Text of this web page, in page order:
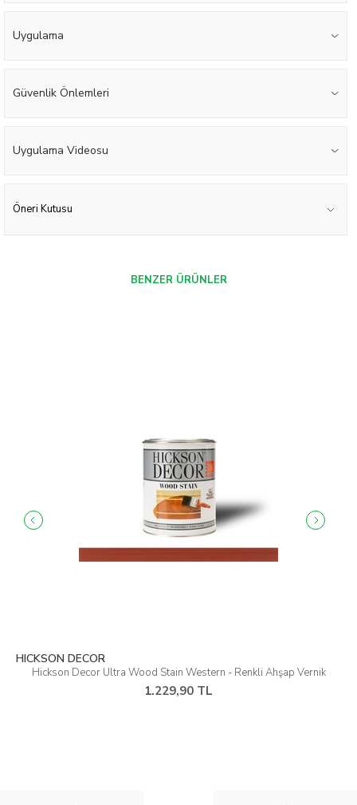
Uygulama
Güvenlik Önlemleri
Uygulama Videosu
Öneri Kutusu
BENZER ÜRÜNLER
HICKSON DECOR
Hickson Decor Ultra Wood Stain Western - Renkli Ahşap Vernik
1.229,90 TL